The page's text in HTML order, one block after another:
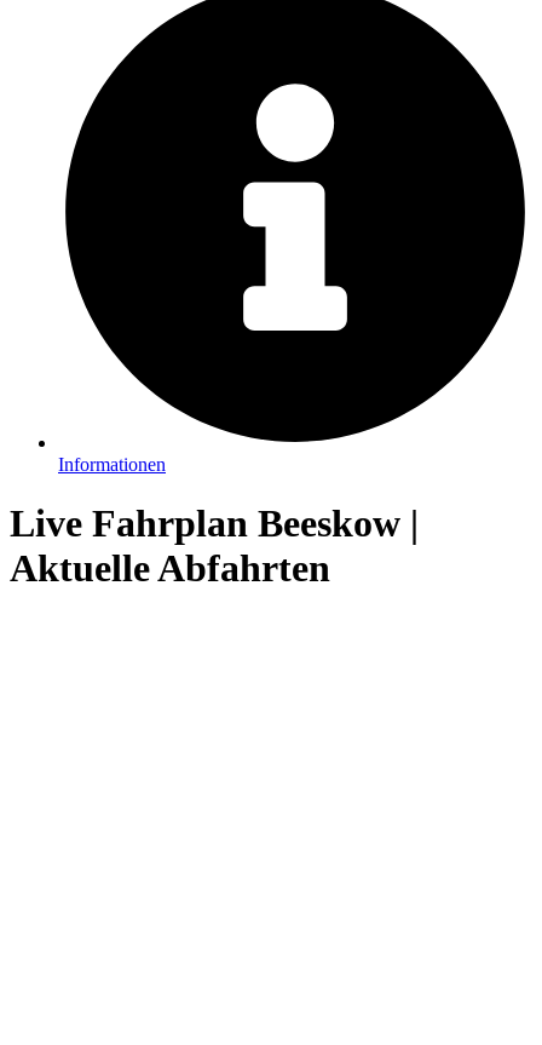
Informationen
Live Fahrplan Beeskow |
Aktuelle Abfahrten